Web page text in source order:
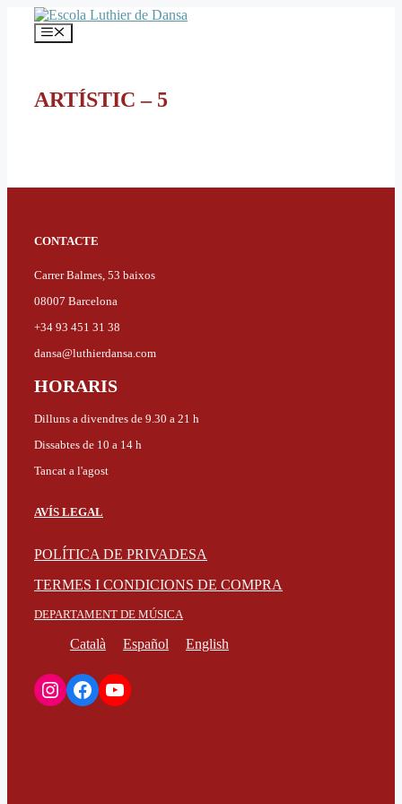
contingut
Menú
ARTÍSTIC – 5
CONTACTE
Carrer Balmes, 53 baixos
08007 Barcelona
+34 93 451 31 38
dansa@luthierdansa.com
HORARIS
Dilluns a divendres de 9.30 a 21 h
Dissabtes de 10 a 14 h
Tancat a l'agost
AVÍS LEGAL
POLÍTICA DE PRIVADESA
TERMES I CONDICIONS DE COMPRA
DEPARTAMENT DE MÚSICA
Català Español English
Instagram
Facebook
YouTube